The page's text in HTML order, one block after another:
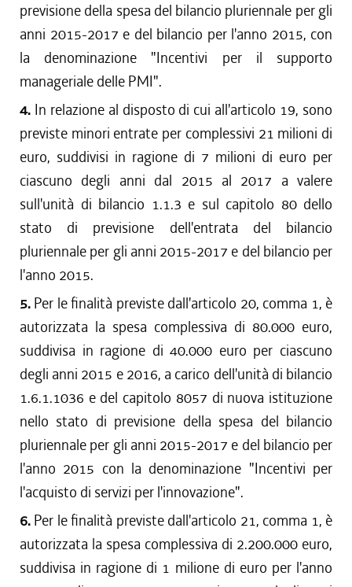
previsione della spesa del bilancio pluriennale per gli
anni 2015-2017 e del bilancio per l'anno 2015, con
la denominazione "Incentivi per il supporto
manageriale delle PMI".
4. In relazione al disposto di cui all'articolo 19, sono
previste minori entrate per complessivi 21 milioni di
euro, suddivisi in ragione di 7 milioni di euro per
ciascuno degli anni dal 2015 al 2017 a valere
sull'unità di bilancio 1.1.3 e sul capitolo 80 dello
stato di previsione dell'entrata del bilancio
pluriennale per gli anni 2015-2017 e del bilancio per
l'anno 2015.
5. Per le finalità previste dall'articolo 20, comma 1, è
autorizzata la spesa complessiva di 80.000 euro,
suddivisa in ragione di 40.000 euro per ciascuno
degli anni 2015 e 2016, a carico dell'unità di bilancio
1.6.1.1036 e del capitolo 8057 di nuova istituzione
nello stato di previsione della spesa del bilancio
pluriennale per gli anni 2015-2017 e del bilancio per
l'anno 2015 con la denominazione "Incentivi per
l'acquisto di servizi per l'innovazione".
6. Per le finalità previste dall'articolo 21, comma 1, è
autorizzata la spesa complessiva di 2.200.000 euro,
suddivisa in ragione di 1 milione di euro per l'anno